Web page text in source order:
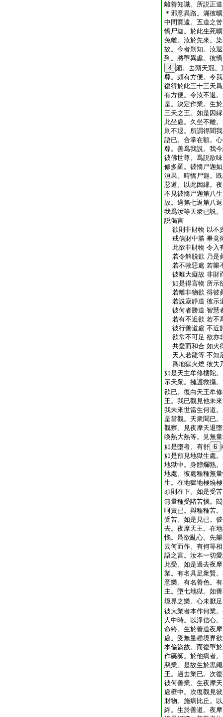
離善知識。所説正
＊邪意異路。滿彼
中間寛遠。五道之
憍尸迦。於此生死
免離。汝於先來。
故。今者則知。汝
到。將墮異處。彼
4 廂。去頭天冠
尊。頗有方便。令
復得於此三十三天
有方便。令汝不退
是。決定作業。生
三天之王。如是因
此坐處。久坐不離
則不退。所謂得聞
語已。合掌在額。
尊。善爲我説。我
彼佛世尊。爲説欲
修多羅。彼憍尸迦
洹果。時憍尸迦。
惡道。以此因縁。
不見彼憍尸迦第八
故。過第七返第八
我爲汝等天衆已説
説偈言
欲則非財物 以不
戒信財中勝 畢竟
此欲非財物 令入
若令解脱欲 乃是
若不救惡處 若樂
彼唯大癡故 非財
如是得言物 所示
若離非物欲 得彼
若説寂靜道 彼示
彼何者勝道 智慧
若有不近欲 若不
彼行善道處 不近
欲常不可足 欲亦
共愛而和合 如火
天人若龍等 不知
爲地獄火燒 彼失
如是天主牟修樓陀
示天衆。擁護救攝
欲已。復白天王牟
王。我已觀見他未
我未來世當生何道
是當觀。天衆聞已
觀察。見夜摩天退
喚熱大熱等。見無
如是墮者。有舒 6
如是預見地獄生處
地獄中。身體爛熟
地處。彼處種種無
生。在地獄地極燒
頭則在下。如是受
無量種受諸苦惱。
呵責已。與種種苦
受苦。如是見已。
去。夜摩天王。在
惱。爲欲亂心。先
云何而作。有何等
語之言。汝本一切
此受。如是過去夜
業。有名具足衆賢
意樂。有名善色。
主。墮七地獄。如
境界之樂。心未厭
彼大業者本作何業
人中時。以淨信心
命終。生於善道夜
處。受無量種境界
本偸盜故。而復墮
作藥師。於他病者
惡業。是故生於黒
王。過去業已。次
彼何善業。生夜摩
處壁中。次復觀見
財物。施病比丘。
終。生於善道。夜